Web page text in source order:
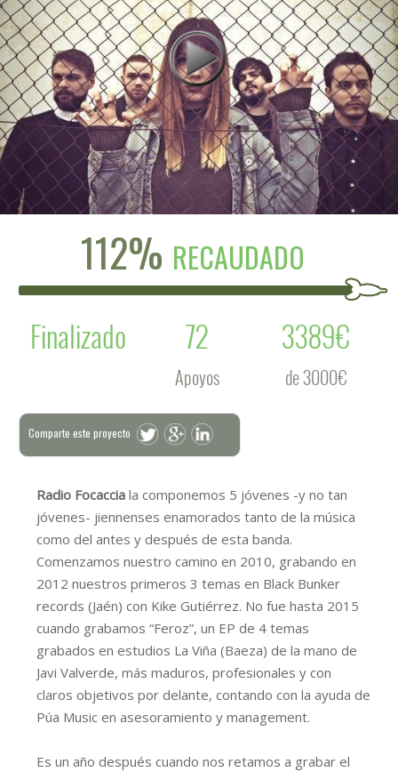
112% RECAUDADO
Finalizado
72
Apoyos
3389€
de 3000€
Comparte este proyecto
Radio Focaccia la componemos 5 jóvenes -y no tan
jóvenes- jiennenses enamorados tanto de la música
como del antes y después de esta banda.
Comenzamos nuestro camino en 2010, grabando en
2012 nuestros primeros 3 temas en Black Bunker
records (Jaén) con Kike Gutiérrez. No fue hasta 2015
cuando grabamos “Feroz”, un EP de 4 temas
grabados en estudios La Viña (Baeza) de la mano de
Javi Valverde, más maduros, profesionales y con
claros objetivos por delante, contando con la ayuda de
Púa Music en asesoramiento y management.
Es un año después cuando nos retamos a grabar el